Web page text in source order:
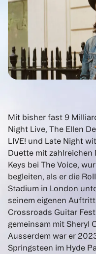
Mit bisher fast 9
Night Live, The Ellen
LIVE! und Late Night
Duette mit
Keys bei The Voice,
begleiten, als er die
Stadium in London
seinem eigenen
Crossroads Guitar
gemeinsam mit Sheryl
Ausserdem war er
Springsteen im Hyde